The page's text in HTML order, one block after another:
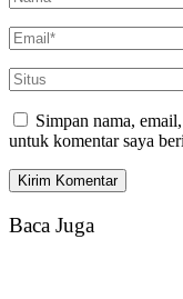
Simpan nama,
untuk komentar saya
Baca Juga